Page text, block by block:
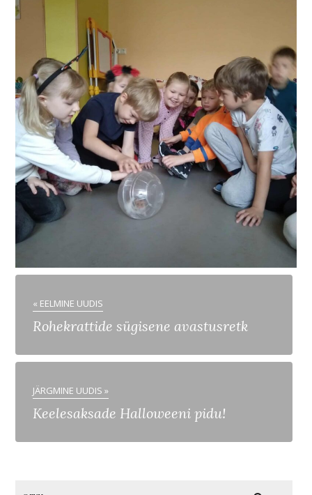
« EELMINE UUDIS
Rohekrattide sügisene avastusretk
JÄRGMINE UUDIS »
Keelesaksade Halloweeni pidu!